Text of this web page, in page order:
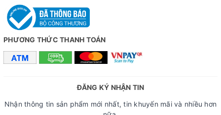
PHƯƠNG THỨC THANH TOÁN
ĐĂNG KÝ NHẬN TIN
Nhận thông tin sản phẩm mới nhất, tin khuyến mãi và nhiều hơn